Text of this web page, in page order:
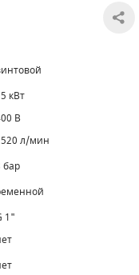
кВт
В
л/мин
бар
1"